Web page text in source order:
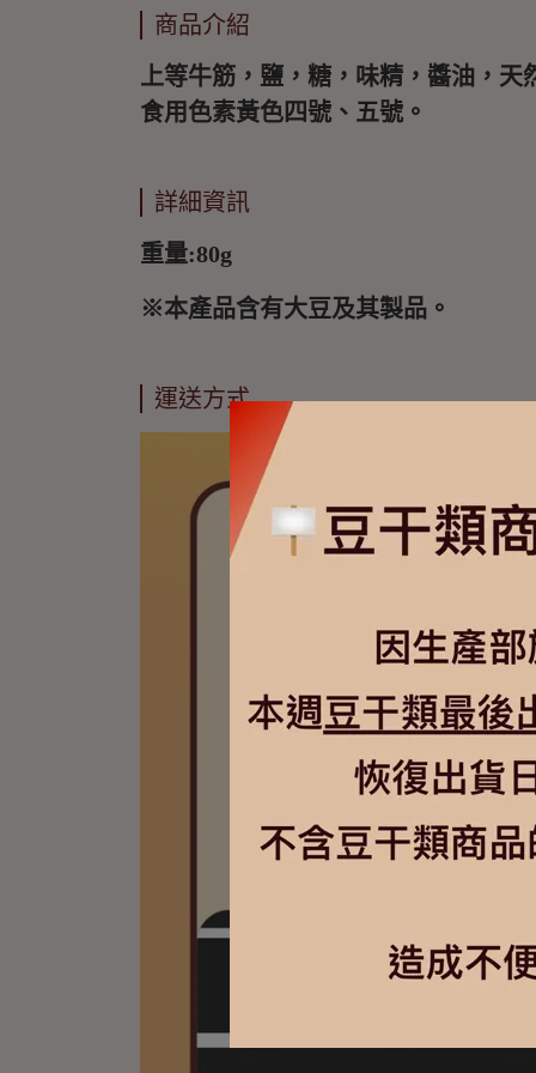
商品介紹
上等牛筋，鹽，糖，味精，醬油，
食用色素黃色四號、五號。
詳細資訊
重量:80g
※本產品含有大豆及其製品。
運送方式